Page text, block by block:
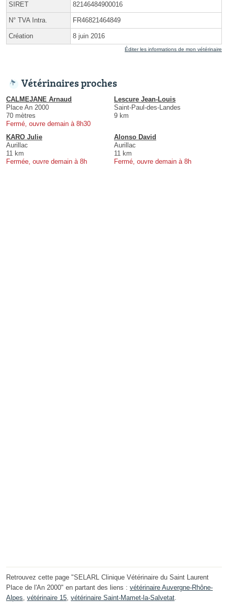
SIRET 82146484900016
N° TVA Intra. FR46821464849
Création 8 juin 2016
Éditer les informations de mon vétérinaire
Vétérinaires proches
CALMEJANE Arnaud
Place An 2000
70 mètres
Fermé, ouvre demain à 8h30
Lescure Jean-Louis
Saint-Paul-des-Landes
9 km
KARO Julie
Aurillac
11 km
Fermée, ouvre demain à 8h
Alonso David
Aurillac
11 km
Fermé, ouvre demain à 8h
Retrouvez cette page "SELARL Clinique Vétérinaire du Saint Laurent
Place de l'An 2000" en partant des liens : vétérinaire Auvergne-Rhône-
Alpes, vétérinaire 15, vétérinaire Saint-Mamet-la-Salvetat.